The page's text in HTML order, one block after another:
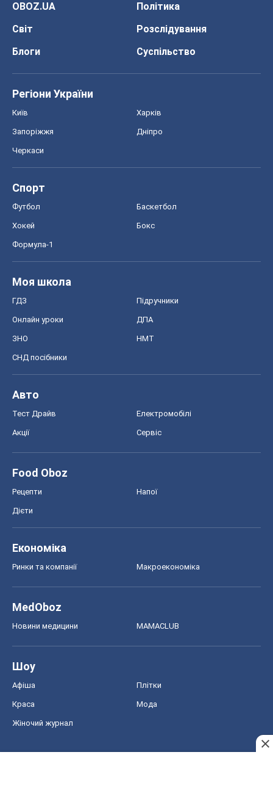
OBOZ.UA
Політика
Світ
Розслідування
Блоги
Суспільство
Регіони України
Київ Харків
Запоріжжя Дніпро
Черкаси
Спорт
Футбол Баскетбол
Хокей Бокс
Формула-1
Моя школа
ГДЗ Підручники
Онлайн уроки ДПА
ЗНО НМТ
СНД посібники
Авто
Тест Драйв Електромобілі
Акції Сервіс
Food Oboz
Рецепти Напої
Дієти
Економіка
Ринки та компанії Макроекономіка
MedOboz
Новини медицини MAMACLUB
Шоу
Афіша Плітки
Краса Мода
Жіночий журнал